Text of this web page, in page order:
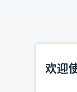
欢迎